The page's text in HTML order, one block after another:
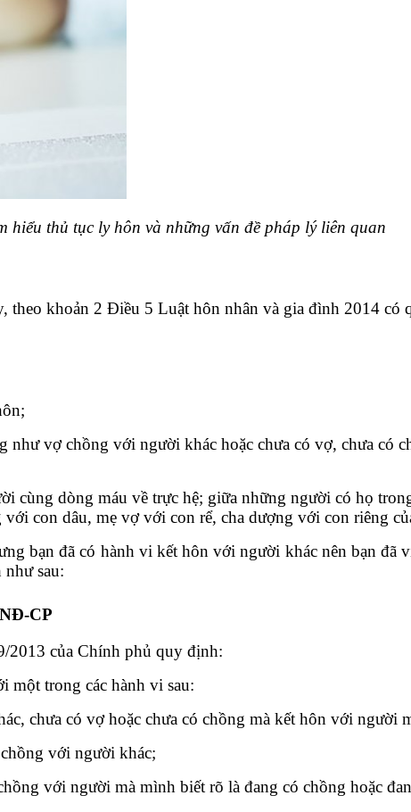
hiểu thủ tục ly hôn và những vấn đề pháp lý liên quan
theo khoản 2 Điều 5 Luật hôn nhân và gia đình 2014 có
như vợ chồng với người khác hoặc chưa có vợ, chưa có
cùng dòng máu về trực hệ; giữa những người có họ
con dâu, mẹ vợ với con rể, cha dượng với con riêng
bạn đã có hành vi kết hôn với người khác nên bạn đã
sau:
CP
của Chính phủ quy định:
một trong các hành vi sau:
chưa có vợ hoặc chưa có chồng mà kết hôn với người
với người khác;
với người mà mình biết rõ là đang có chồng hoặc